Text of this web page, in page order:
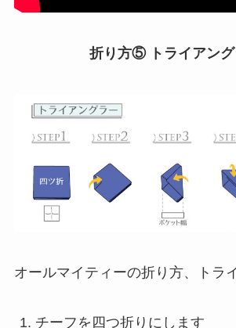
折り方⑤ トライアング
オールマイティーの折り方、トラ
チーフを四つ折りにします